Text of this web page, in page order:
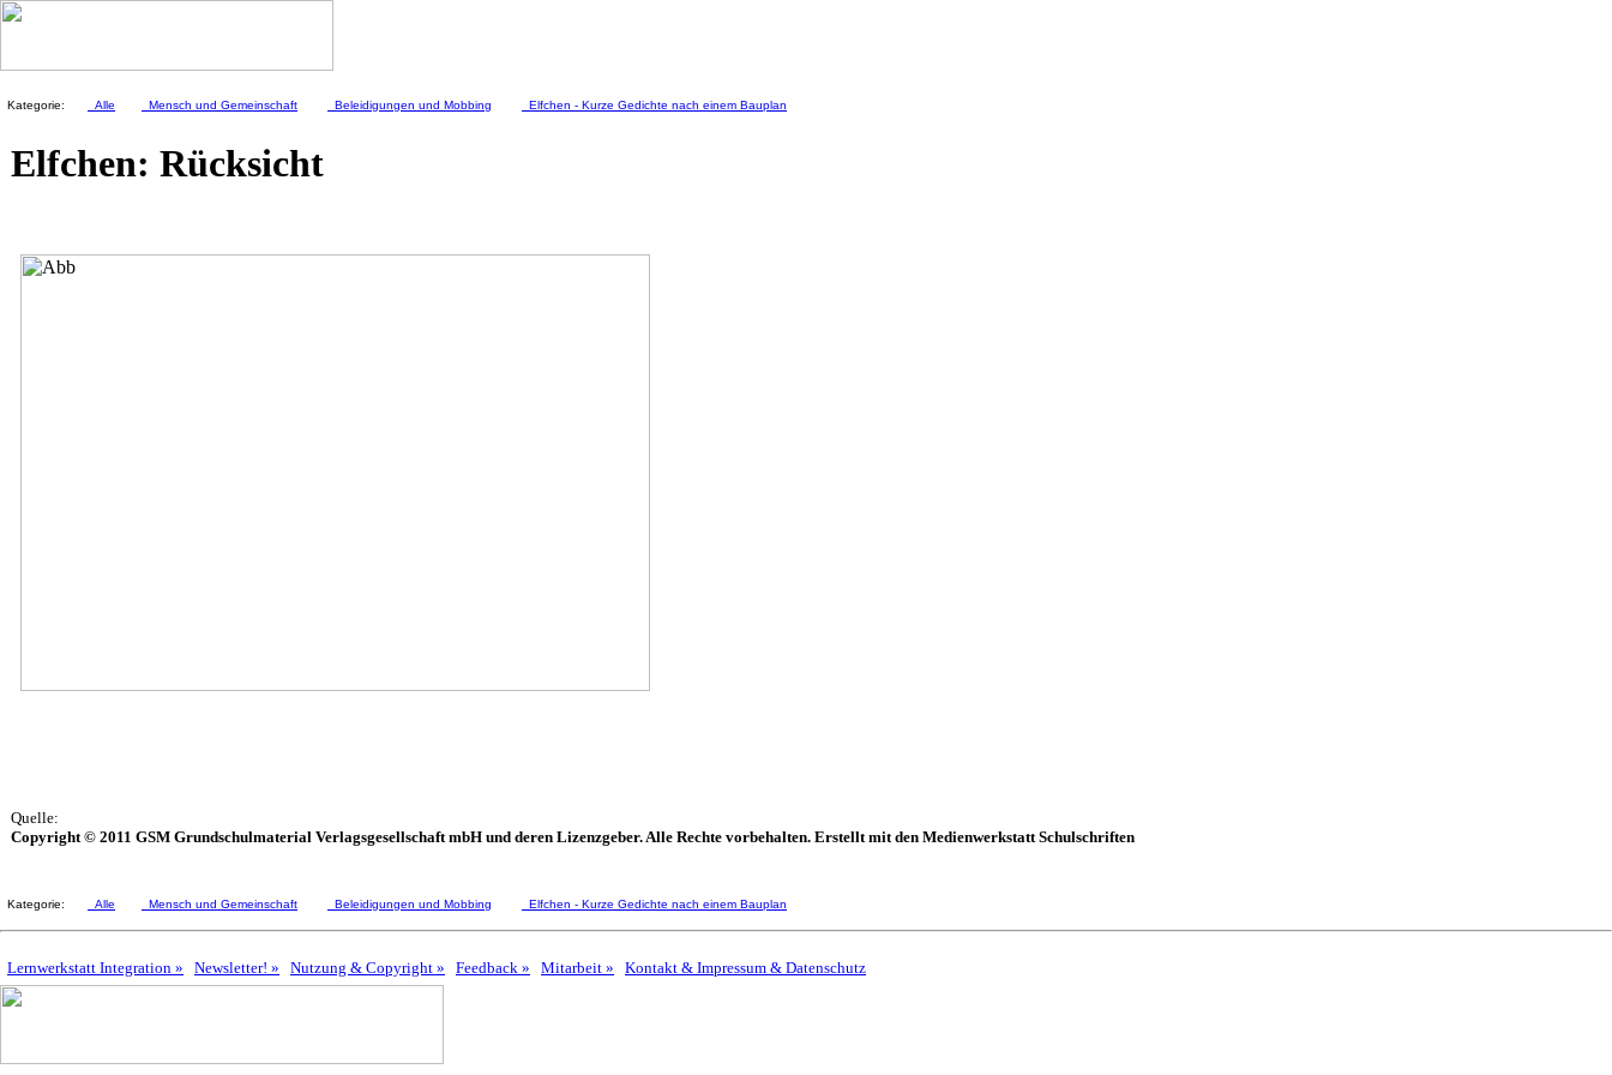
Kategorie: Alle Mensch und Gemeinschaft Beleidigungen und Mobbing Elfchen - Kurze Gedichte nach einem Bauplan
Elfchen: Rücksicht
Quelle:
Copyright © 2011 GSM Grundschulmaterial Verlagsgesellschaft mbH und deren Lizenzgeber. Alle Rechte vorbehalten. Erstellt mit den Medienwerkstatt Schulschriften
Kategorie: Alle Mensch und Gemeinschaft Beleidigungen und Mobbing Elfchen - Kurze Gedichte nach einem Bauplan
Lernwerkstatt Integration » Newsletter! » Nutzung & Copyright » Feedback » Mitarbeit » Kontakt & Impressum & Datenschutz